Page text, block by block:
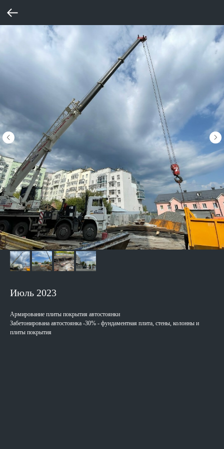
Июль 2023
Армирование плиты покрытия автостоянки
Забетонирована автостоянка -30% - фундаментная плита, стены, колонны и
плиты покрытия